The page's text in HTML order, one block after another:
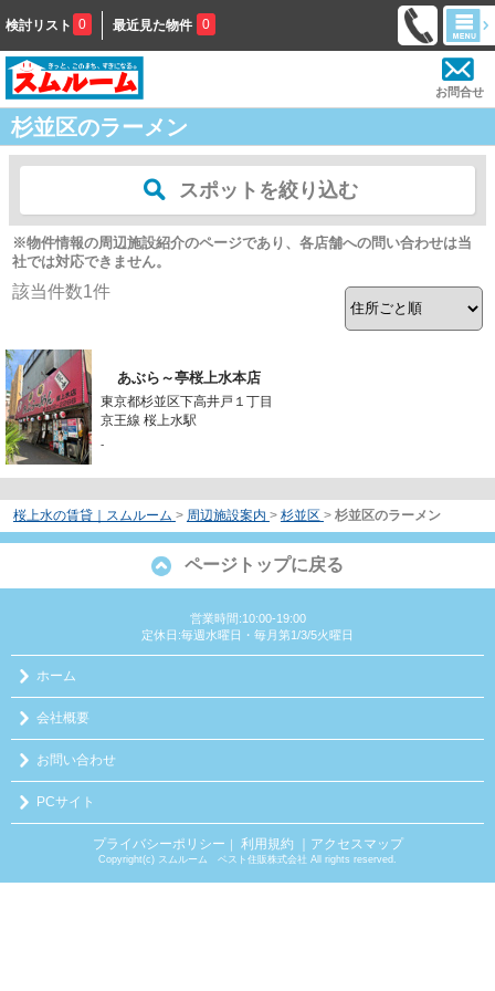
検討リスト 0 最近見た物件 0
お問合せ
杉並区のラーメン
スポットを絞り込む
※物件情報の周辺施設紹介のページであり、各店舗への問い合わせは当
社では対応できません。
該当件数1件
あぶら～亭桜上水本店
東京都杉並区下高井戸１丁目
京王線 桜上水駅
-
桜上水の賃貸｜スムルーム > 周辺施設案内 > 杉並区 > 杉並区のラーメン
ページトップに戻る
営業時間:10:00-19:00
定休日:毎週水曜日・毎月第1/3/5火曜日
ホーム
会社概要
お問い合わせ
PCサイト
プライバシーポリシー ｜ 利用規約 ｜アクセスマップ
Copyright(c) スムルーム ベスト住販株式会社 All rights reserved.